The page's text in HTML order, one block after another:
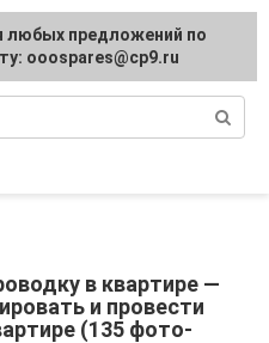
ремонт
в квартире —
и провести
(135 фото-
любых предложений по
ooospares@cp9.ru